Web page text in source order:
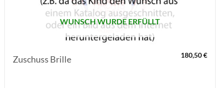
WUNSCH WURDE ERFÜLLT
Zuschuss Brille 180,50€